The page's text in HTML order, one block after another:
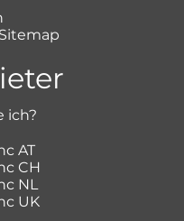
ich?
AT
CH
NL
UK